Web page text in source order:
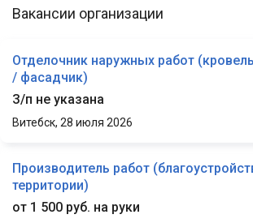
Вакансии организации
Отделочник наружных работ
/ фасадчик)
З/п не указана
Витебск, 28 июля 2026
Производитель работ
территории)
от 1 500 руб. на руки